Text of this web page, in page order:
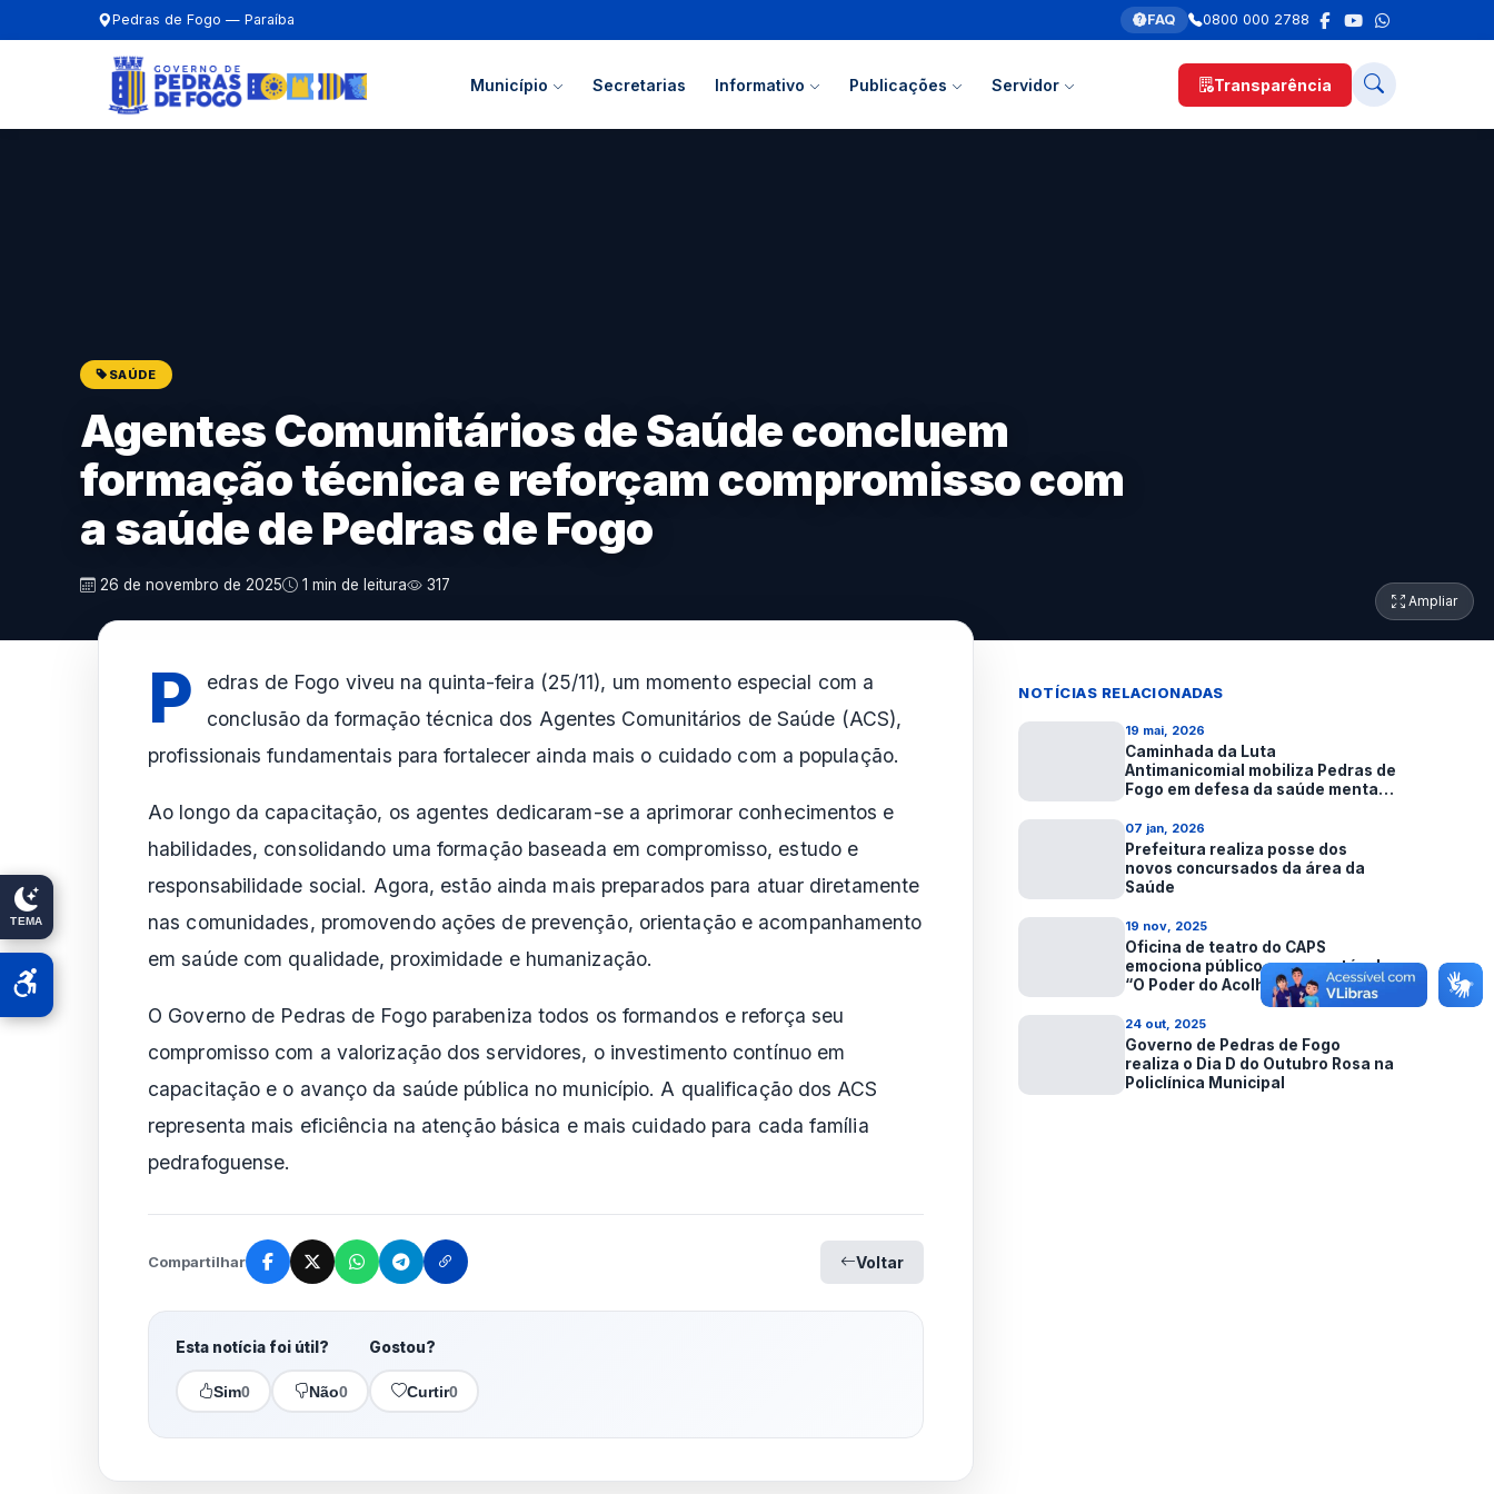
TEMA
Pedras de Fogo — Paraíba FAQ 0800 000 2788
Município Secretarias Informativo Publicações Servidor Transparência
SAÚDE
Agentes Comunitários de Saúde concluem
formação técnica e reforçam compromisso com
a saúde de Pedras de Fogo
26 de novembro de 2025 1 min de leitura 317
Ampliar
P
edras de Fogo viveu na quinta-feira (25/11), um momento especial com a
conclusão da formação técnica dos Agentes Comunitários de Saúde (ACS),
profissionais fundamentais para fortalecer ainda mais o cuidado com a população.
Ao longo da capacitação, os agentes dedicaram-se a aprimorar conhecimentos e
habilidades, consolidando uma formação baseada em compromisso, estudo e
responsabilidade social. Agora, estão ainda mais preparados para atuar diretamente
nas comunidades, promovendo ações de prevenção, orientação e acompanhamento
em saúde com qualidade, proximidade e humanização.
O Governo de Pedras de Fogo parabeniza todos os formandos e reforça seu
compromisso com a valorização dos servidores, o investimento contínuo em
capacitação e o avanço da saúde pública no município. A qualificação dos ACS
representa mais eficiência na atenção básica e mais cuidado para cada família
pedrafoguense.
Compartilhar Voltar
Esta notícia foi útil?
Sim0 Não0
Gostou?
Curtir0
NOTÍCIAS RELACIONADAS
19 mai, 2026
Caminhada da Luta
Antimanicomial mobiliza Pedras de
Fogo em defesa da saúde mental e
07 jan, 2026
Prefeitura realiza posse dos
novos concursados da área da
Saúde
19 nov, 2025
Oficina de teatro do CAPS
emociona público com espetáculo
“O Poder do Acolhimento”
24 out, 2025
Governo de Pedras de Fogo
realiza o Dia D do Outubro Rosa na
Policlínica Municipal